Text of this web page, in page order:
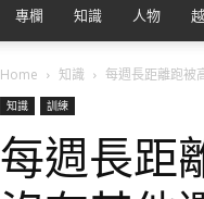
專欄 知識 人物
Home 知識 每週長距離跑被
知識 訓練
每週長距